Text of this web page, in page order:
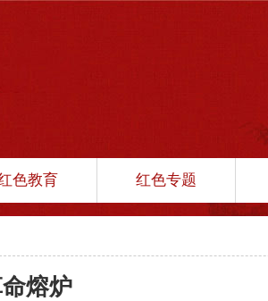
色教育 红色专题
熔炉